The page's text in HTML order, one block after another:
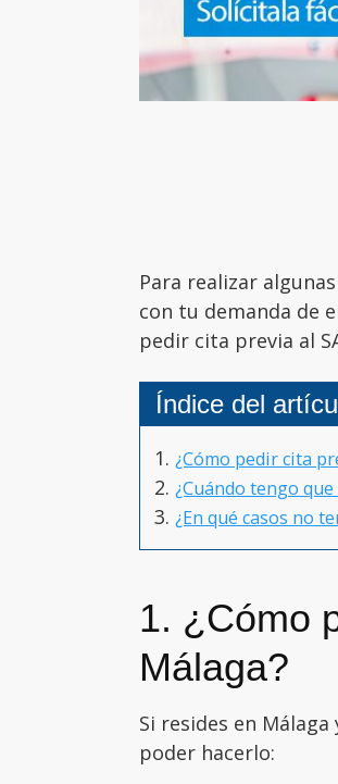
Para realizar
con tu demanda de
pedir cita previa al
Índice del
¿Cómo pedir cita
¿Cuándo tengo
¿En qué casos no
1. ¿Cómo
Málaga?
Si resides en
poder hacerlo: